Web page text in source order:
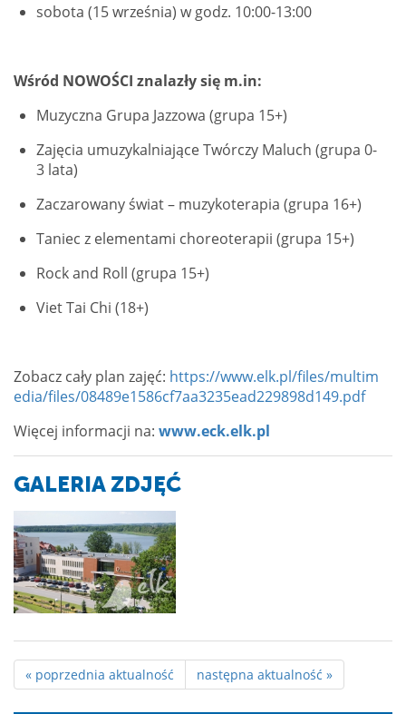
sobota (15 września) w godz. 10:00-13:00
Wśród NOWOŚCI znalazły się m.in:
Muzyczna Grupa Jazzowa (grupa 15+)
Zajęcia umuzykalniające Twórczy Maluch (grupa 0-
3 lata)
Zaczarowany świat – muzykoterapia (grupa 16+)
Taniec z elementami choreoterapii (grupa 15+)
Rock and Roll (grupa 15+)
Viet Tai Chi (18+)
Zobacz cały plan zajęć: https://www.elk.pl/files/multim
edia/files/08489e1586cf7aa3235ead229898d149.pdf
Więcej informacji na: www.eck.elk.pl
GALERIA ZDJĘĆ
« poprzednia aktualność następna aktualność »